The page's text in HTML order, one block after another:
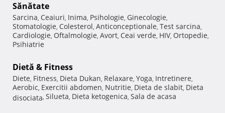
Sănătate
Sarcina, Ceaiuri, Inima, Psihologie, Ginecologie,
Stomatologie, Colesterol, Anticonceptionale, Test sarcina,
Cardiologie, Oftalmologie, Avort, Ceai verde, HIV, Ortopedie,
Psihiatrie
Dietă & Fitness
Diete, Fitness, Dieta Dukan, Relaxare, Yoga, Intretinere,
Aerobic, Exercitii abdomen, Nutritie, Dieta de slabit, Dieta
disociata, Silueta, Dieta ketogenica, Sala de acasa